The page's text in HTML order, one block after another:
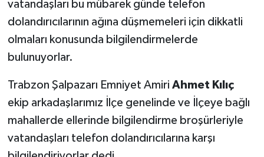
vatandaşları bu mübarek günde telefon
dolandırıcılarının ağına düşmemeleri için dikkatli
olmaları konusunda bilgilendirmelerde
bulunuyorlar.
Trabzon Şalpazarı Emniyet Amiri Ahmet Kılıç
ekip arkadaşlarımız İlçe genelinde ve İlçeye bağlı
mahallerde ellerinde bilgilendirme broşürleriyle
vatandaşları telefon dolandırıcılarına karşı